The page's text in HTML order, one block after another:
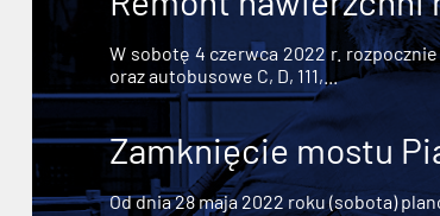
W sobotę 4 czerwca 2022 r.
oraz autobusowe C, D, 111,...
Zamknięcie mostu
Od dnia 28 maja 2022 roku (sobota)